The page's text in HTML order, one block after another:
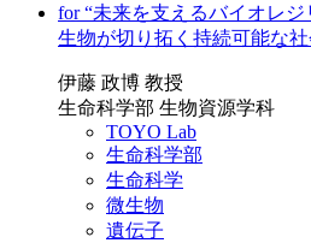
for “未来を支えるバイオレ
生物が切り拓く持続可能な
伊藤 政博 教授
生命科学部 生物資源学科
TOYO Lab
生命科学部
生命科学
微生物
遺伝子